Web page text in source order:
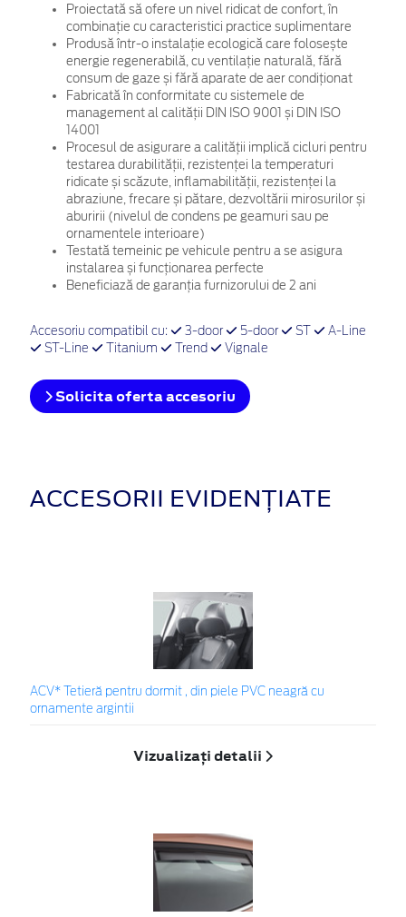
Proiectată să ofere un nivel ridicat de confort, în
combinație cu caracteristici practice suplimentare
Produsă într-o instalație ecologică care folosește
energie regenerabilă, cu ventilație naturală, fără
consum de gaze și fără aparate de aer condiționat
Fabricată în conformitate cu sistemele de
management al calității DIN ISO 9001 și DIN ISO
14001
Procesul de asigurare a calității implică cicluri pentru
testarea durabilității, rezistenței la temperaturi
ridicate și scăzute, inflamabilității, rezistenței la
abraziune, frecare și pătare, dezvoltării mirosurilor și
aburirii (nivelul de condens pe geamuri sau pe
ornamentele interioare)
Testată temeinic pe vehicule pentru a se asigura
instalarea și funcționarea perfecte
Beneficiază de garanția furnizorului de 2 ani
Accesoriu compatibil cu: 3-door 5-door ST
A-Line
ST-Line
Titanium Trend Vignale
Solicita oferta accesoriu
ACCESORII EVIDENȚIATE
ACV* Tetieră pentru dormit , din piele PVC neagră cu
ornamente argintii
Vizualizați detalii